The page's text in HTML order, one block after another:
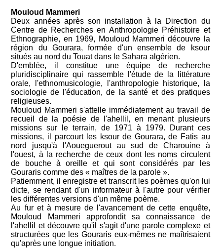
Mouloud Mammeri
Deux années après son installation à la Direction du
Centre de Recherches en Anthropologie Préhistoire et
Ethnographie, en 1969, Mouloud Mammeri découvre la
région du Gourara, formée d'un ensemble de ksour
situés au nord du Touat dans le Sahara algérien.
D'emblée, il constitue une équipe de recherche
pluridisciplinaire qui rassemble l'étude de la littérature
orale, l'ethnomusicologie, l'anthropologie historique, la
sociologie de l'éducation, de la santé et des pratiques
religieuses.
Mouloud Mammeri s'attelle immédiatement au travail de
recueil de la poésie de l'ahellil, en menant plusieurs
missions sur le terrain, de 1971 à 1979. Durant ces
missions, il parcourt les ksour de Gourara, de Fatis au
nord jusqu'à l'Aoueguerout au sud de Charouine à
l'ouest, à la recherche de ceux dont les noms circulent
de bouche à oreille et qui sont considérés par les
Gouraris comme des « maîtres de la parole ».
Patiemment, il enregistre et transcrit les poèmes qu'on lui
dicte, se rendant d'un informateur à l'autre pour vérifier
les différentes versions d'un même poème.
Au fur et à mesure de l'avancement de cette enquête,
Mouloud Mammeri approfondit sa connaissance de
l'ahellil et découvre qu'il s'agit d'une parole complexe et
structurées que les Gouraris eux-mêmes ne maîtrisaient
qu'après une longue initiation.